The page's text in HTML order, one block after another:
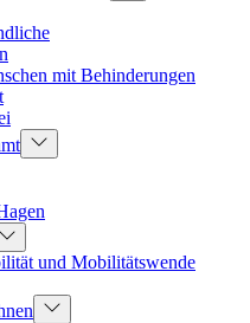
mit Behinderungen
und Mobilitätswende